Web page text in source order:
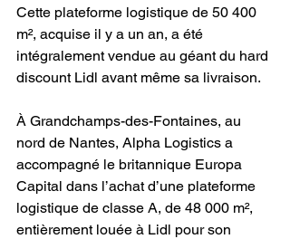
Cette plateforme logistique de 50 400
m², acquise il y a un an, a été
intégralement vendue au géant du hard
discount Lidl avant même sa livraison.
À Grandchamps-des-Fontaines, au
nord de Nantes, Alpha Logistics a
accompagné le britannique Europa
Capital dans l’achat d’une plateforme
logistique de classe A, de 48 000 m²,
entièrement louée à Lidl pour son